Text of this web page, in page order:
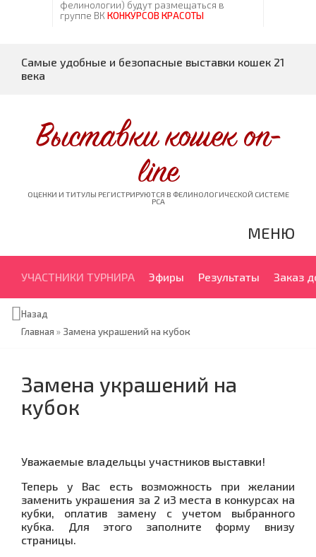
Самые удобные и безопасные выставки кошек 21
века
Выставки кошек on-
line
ОЦЕНКИ И ТИТУЛЫ РЕГИСТРИРУЮТСЯ В ФЕЛИНОЛОГИЧЕСКОЙ СИСТЕМЕ
PCA
МЕНЮ
УЧАСТНИКИ ТУРНИРА Эфиры Результаты Заказ
Назад
Главная » Замена украшений на кубок
Замена украшений на
кубок
Уважаемые владельцы участников выставки!
Теперь у Вас есть возможность при желании
заменить украшения за 2 и3 места в конкурсах на
кубки, оплатив замену с учетом выбранного
кубка. Для этого заполните форму внизу
страницы.